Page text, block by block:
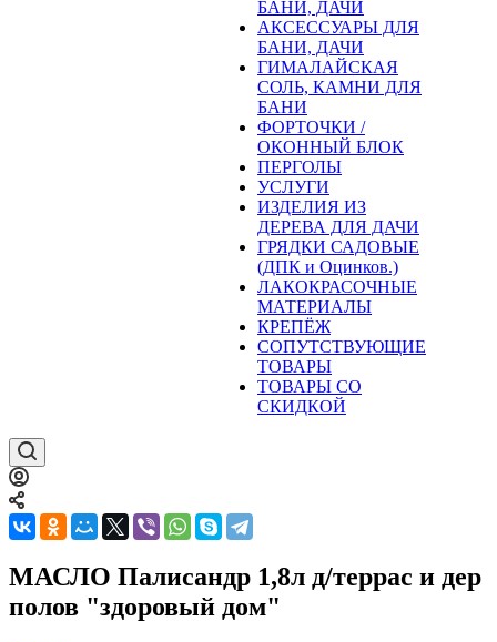
БАНИ, ДАЧИ
АКСЕССУАРЫ ДЛЯ
БАНИ, ДАЧИ
ГИМАЛАЙСКАЯ
СОЛЬ, КАМНИ ДЛЯ
БАНИ
ФОРТОЧКИ /
ОКОННЫЙ БЛОК
ПЕРГОЛЫ
УСЛУГИ
ИЗДЕЛИЯ ИЗ
ДЕРЕВА ДЛЯ ДАЧИ
ГРЯДКИ САДОВЫЕ
(ДПК и Оцинков.)
ЛАКОКРАСОЧНЫЕ
МАТЕРИАЛЫ
КРЕПЁЖ
СОПУТСТВУЮЩИЕ
ТОВАРЫ
ТОВАРЫ СО
СКИДКОЙ
МАСЛО Палисандр 1,8л д/террас и дер
полов "здоровый дом"